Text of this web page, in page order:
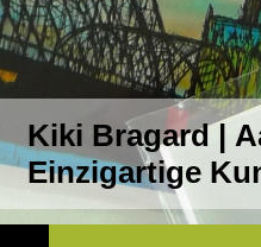
Kiki Bragard |
Einzigartige